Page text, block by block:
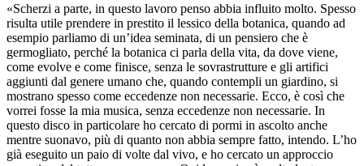
«Scherzi a parte, in questo lavoro penso abbia influito molto. Spesso
risulta utile prendere in prestito il lessico della botanica, quando ad
esempio parliamo di un’idea seminata, di un pensiero che è
germogliato, perché la botanica ci parla della vita, da dove viene,
come evolve e come finisce, senza le sovrastrutture e gli artifici
aggiunti dal genere umano che, quando contempli un giardino, si
mostrano spesso come eccedenze non necessarie. Ecco, è così che
vorrei fosse la mia musica, senza eccedenze non necessarie. In
questo disco in particolare ho cercato di pormi in ascolto anche
mentre suonavo, più di quanto non abbia sempre fatto, intendo. L’ho
già eseguito un paio di volte dal vivo, e ho cercato un approccio